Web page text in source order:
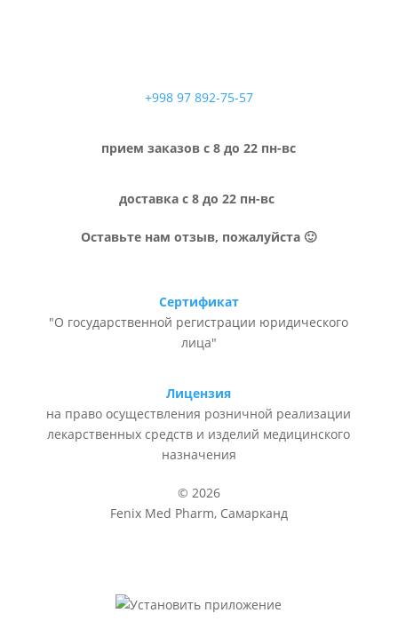
+998 97 892-75-57
прием заказов с 8 до 22 пн-вс
доставка с 8 до 22 пн-вс
Оставьте нам отзыв, пожалуйста 🙂
Сертификат
"О государственной регистрации юридического
лица"
Лицензия
на право осуществления розничной реализации
лекарственных средств и изделий медицинского
назначения
© 2026
Fenix Med Pharm, Самарканд